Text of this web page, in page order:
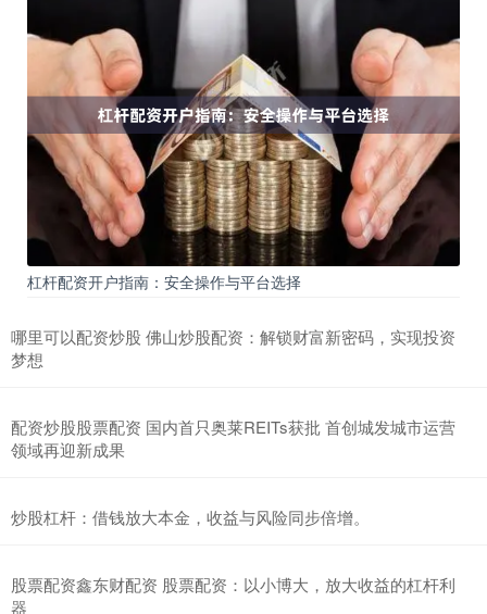
杠杆配资开户指南：安全操作与平台选择
哪里可以配资炒股 佛山炒股配资：解锁财富新密码，实现投资
梦想
配资炒股股票配资 国内首只奥莱REITs获批 首创城发城市运营
领域再迎新成果
炒股杠杆：借钱放大本金，收益与风险同步倍增。
股票配资鑫东财配资 股票配资：以小博大，放大收益的杠杆利
器